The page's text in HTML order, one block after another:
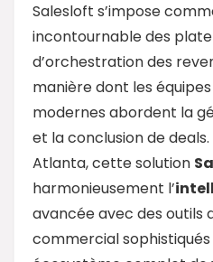
Salesloft s’impose
incontournable des
d’orchestration des
manière dont les
modernes abordent la
et la conclusion de deals.
Atlanta, cette solution
harmonieusement l’
avancée avec des outils
commercial